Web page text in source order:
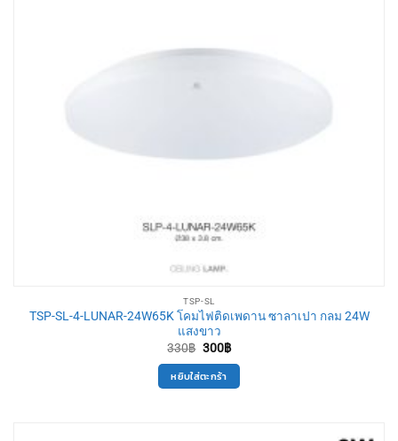
TSP-SL
TSP-SL-4-LUNAR-24W65K โคมไฟติดเพดาน ซาลาเปา กลม 24W
แสงขาว
330฿ Original
was:
330฿.
300฿Current
is:
หยิบใส่ตะกร้า